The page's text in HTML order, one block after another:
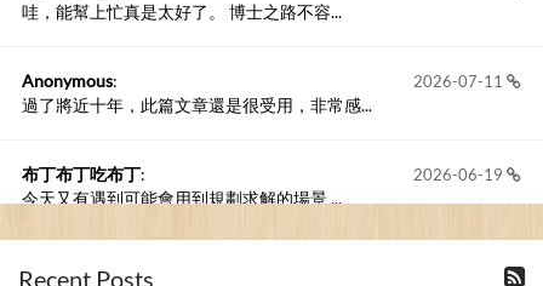
哇，能幫上忙真是太好了。 博士之路不容...
2026-07-11
Anonymous:
過了將近十年，此篇文章還是很受用，非常感...
2026-06-19
布丁布丁吃布丁:
今天又有遇到可能會用到規劃求解的場景 ...
2026-06-18
布丁布丁吃布丁
Recent Posts